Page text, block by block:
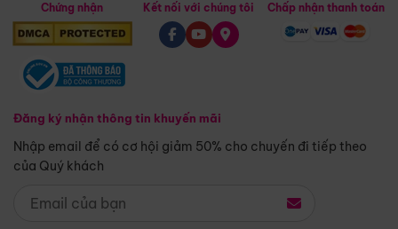
Chứng nhận
Đăng ký nhận thông tin khuyến mãi
Nhập email để có cơ hội giảm 50% cho chuyến đi tiếp theo
của Quý khách
Kết nối với chúng tôi Chấp nhận thanh toán